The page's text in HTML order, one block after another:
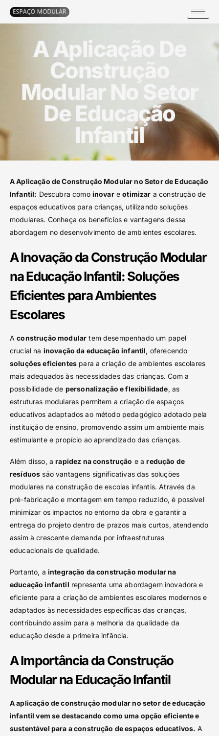
A Aplicação De
Construção
Modular No Setor
De Educação
Infantil
A Aplicação de Construção Modular no Setor de Educação
Infantil: Descubra como inovareotimizar a construção de
espaços educativos para crianças, utilizando soluções
modulares. Conheça os benefícios e vantagens dessa
abordagem no desenvolvimento de ambientes escolares.
A Inovação da Construção Modular
na Educação Infantil: Soluções
Eficientes para Ambientes
Escolares
Aconstrução modular tem desempenhado um papel
crucial na inovação da educação infantil, oferecendo
soluções eficientes para a criação de ambientes escolares
mais adequados às necessidades das crianças. Com a
possibilidade de personalização e flexibilidade, as
estruturas modulares permitem a criação de espaços
educativos adaptados ao método pedagógico adotado pela
instituição de ensino, promovendo assim um ambiente mais
estimulante e propício ao aprendizado das crianças.
Além disso, arapidez na construção e aredução de
resíduos são vantagens significativas das soluções
modulares na construção de escolas infantis. Através da
pré-fabricação e montagem em tempo reduzido, é possível
minimizar os impactos no entorno da obra e garantir a
entrega do projeto dentro de prazos mais curtos, atendendo
assim à crescente demanda por infraestruturas
educacionais de qualidade.
Portanto, a integração da construção modular na
educação infantil representa uma abordagem inovadora e
eficiente para a criação de ambientes escolares modernos e
adaptados às necessidades específicas das crianças,
contribuindo assim para a melhoria da qualidade da
educação desde a primeira infância.
A Importância da Construção
Modular na Educação Infantil
A aplicação de construção modular no setor de educação
infantil vem se destacando como uma opção eficiente e
sustentável para a construção de espaços educativos. A